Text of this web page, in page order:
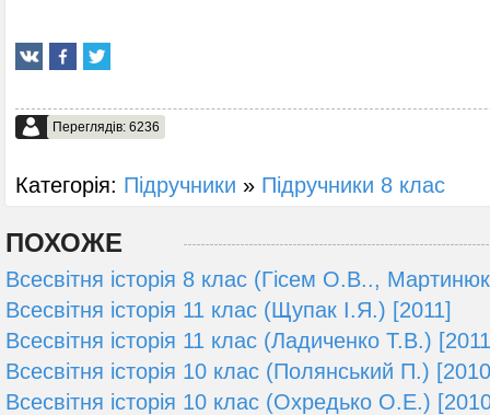
Переглядів: 6236
Категорія: Підручники » Підручники 8 клас
ПОХОЖЕ
Всесвітня історія 8 клас (Гісем О.В..,
Всесвітня історія 11 клас (Щупак І.Я.) [2011]
Всесвітня історія 11 клас (Ладиченко Т.В.)
Всесвітня історія 10 клас (Полянський П.)
Всесвітня історія 10 клас (Охредько О.Е.)